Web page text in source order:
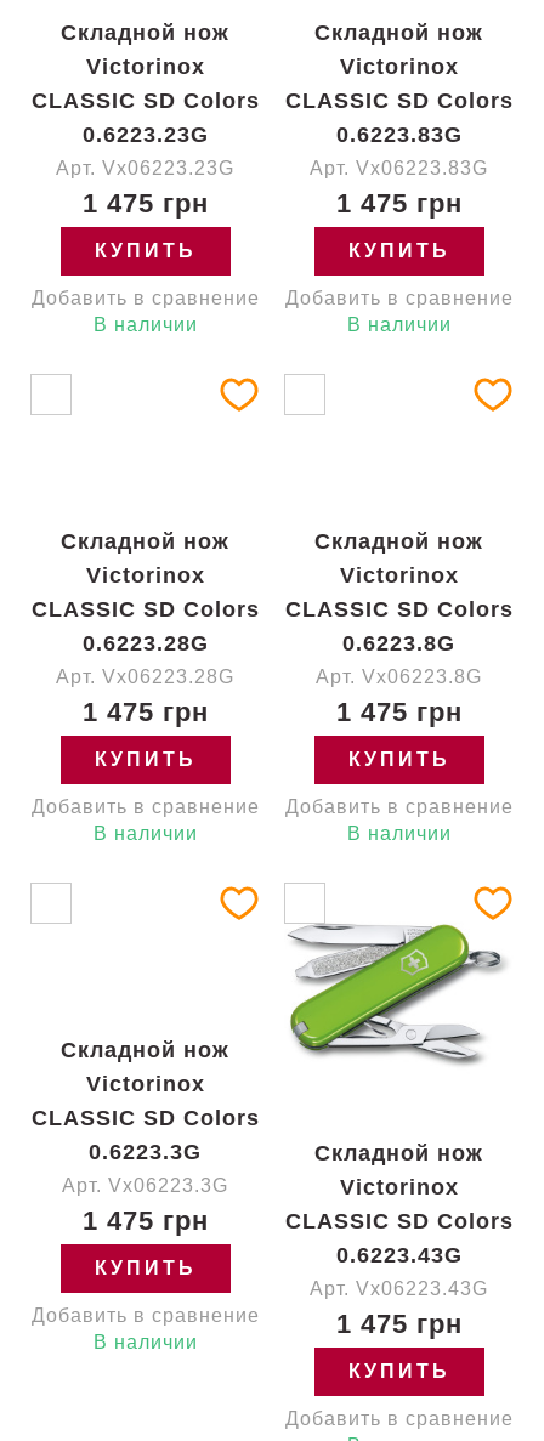
Складной нож
Victorinox
CLASSIC SD Colors
0.6223.23G
Арт. Vx06223.23G
1 475 грн
КУПИТЬ
Добавить в сравнение
В наличии
Складной нож
Victorinox
CLASSIC SD Colors
0.6223.83G
Арт. Vx06223.83G
1 475 грн
КУПИТЬ
Добавить в сравнение
В наличии
Складной нож
Victorinox
CLASSIC SD Colors
0.6223.28G
Арт. Vx06223.28G
1 475 грн
КУПИТЬ
Добавить в сравнение
В наличии
Складной нож
Victorinox
CLASSIC SD Colors
0.6223.8G
Арт. Vx06223.8G
1 475 грн
КУПИТЬ
Добавить в сравнение
В наличии
Складной нож
Victorinox
CLASSIC SD Colors
0.6223.3G
Арт. Vx06223.3G
1 475 грн
КУПИТЬ
Добавить в сравнение
В наличии
Складной нож
Victorinox
CLASSIC SD Colors
0.6223.43G
Арт. Vx06223.43G
1 475 грн
КУПИТЬ
Добавить в сравнение